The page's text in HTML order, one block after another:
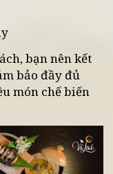
Đây là món ăn
ăn nhẹ và
salad giúp bổ
hợp với những
nhàng khi ăn
phần cơm chay
lại sự hài hòa